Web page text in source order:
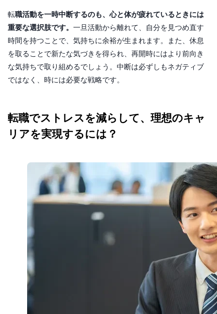
転職活動を一時中断するのも、心と体が疲れているときには
重要な選択肢です。 一旦活動から離れて、自分を見つめ直す
時間を持つことで、気持ちに余裕が生まれます。また、休息
を取ることで新たな気づきを得られ、再開時にはより前向き
な気持ちで取り組めるでしょう。中断は必ずしもネガティブ
ではなく、時には必要な戦略です。
転職でストレスを減らして、理想のキャ
リアを実現するには？